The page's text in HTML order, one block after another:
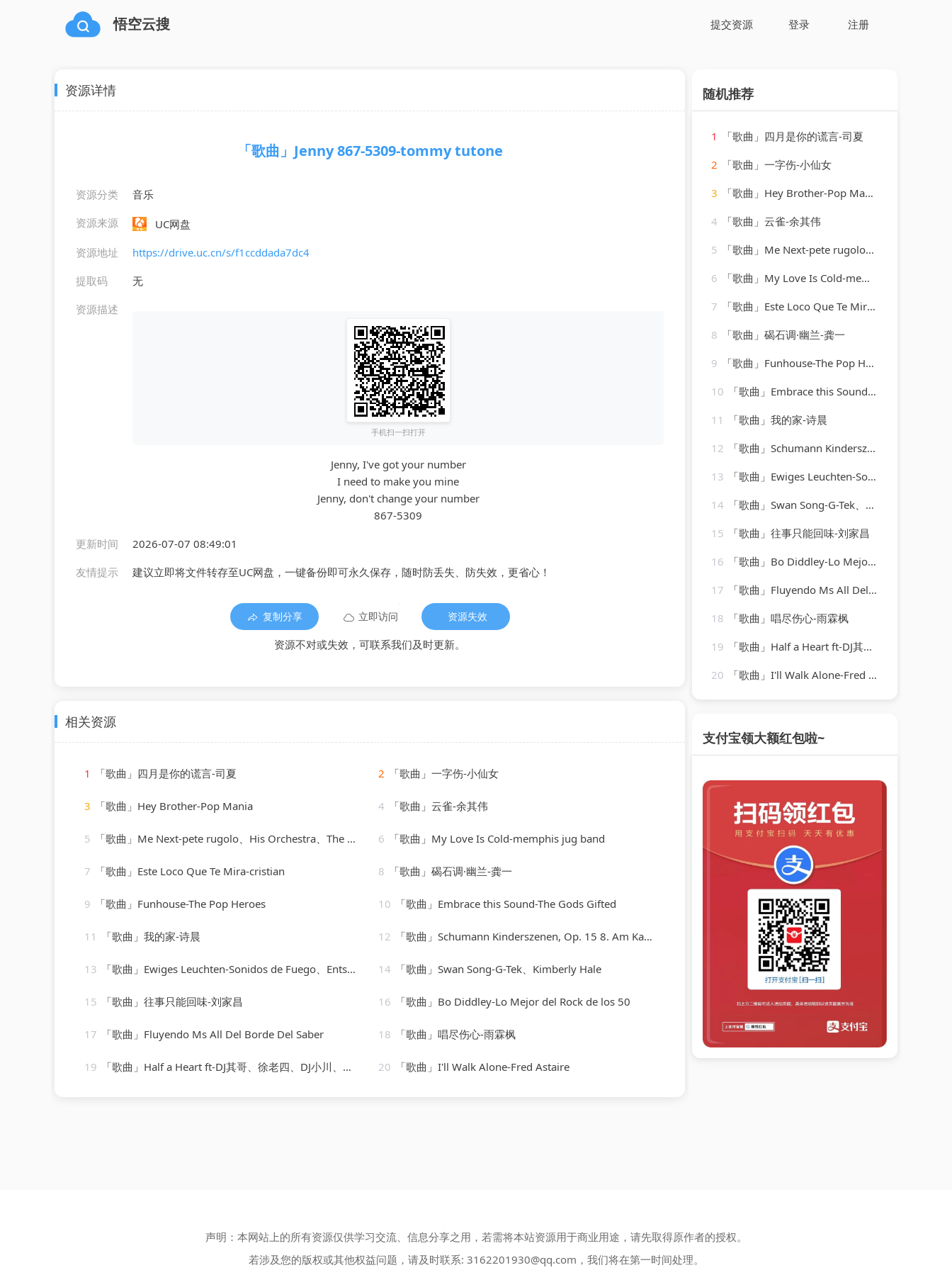
悟空云搜 提交资源 登录 注册
资源详情
「歌曲」Jenny 867-5309-tommy tutone
资源分类
音乐
资源来源
UC网盘
资源地址
https://drive.uc.cn/s/f1ccddada7dc4
提取码
无
资源描述
手机扫一扫打开
Jenny, I've got your number
I need to make you mine
Jenny, don't change your number
867-5309
更新时间
2026-07-07 08:49:01
友情提示
建议立即将文件转存至UC网盘，一键备份即可永久保存，随时防丢失、防失效，更省心！
复制分享 立即访问 资源失效
资源不对或失效，可联系我们及时更新。
相关资源
1 「歌曲」四月是你的谎言-司夏 2 「歌曲」一字伤-小仙女
3 「歌曲」Hey Brother-Pop Mania 4 「歌曲」云雀-余其伟
5 「歌曲」Me Next-pete rugolo、His Orchestra、The Rugolettes 6 「歌曲」My Love Is Cold-memphis jug band
7 「歌曲」Este Loco Que Te Mira-cristian 8 「歌曲」碣石调·幽兰-龚一
9 「歌曲」Funhouse-The Pop Heroes 10 「歌曲」Embrace this Sound-The Gods Gifted
11 「歌曲」我的家-诗晨 12 「歌曲」Schumann Kinderszenen, Op. 15 8. Am Kamin-Paul Badura-Skoda
13 「歌曲」Ewiges Leuchten-Sonidos de Fuego、Entspannungsmusik、Spa Channel 14 「歌曲」Swan Song-G-Tek、Kimberly Hale
15 「歌曲」往事只能回味-刘家昌 16 「歌曲」Bo Diddley-Lo Mejor del Rock de los 50
17 「歌曲」Fluyendo Ms All Del Borde Del Saber 18 「歌曲」唱尽伤心-雨霖枫
19 「歌曲」Half a Heart ft-DJ其哥、徐老四、DJ小川、高士其 20 「歌曲」I'll Walk Alone-Fred Astaire
随机推荐
1
「歌曲」四月是你的谎言-司夏
2
「歌曲」一字伤-小仙女
3
「歌曲」Hey Brother-Pop Mania
4
「歌曲」云雀-余其伟
5
「歌曲」Me Next-pete rugolo、His Orchestra、The Rugolettes
6
「歌曲」My Love Is Cold-memphis jug band
7
「歌曲」Este Loco Que Te Mira-cristian
8
「歌曲」碣石调·幽兰-龚一
9
「歌曲」Funhouse-The Pop Heroes
10
「歌曲」Embrace this Sound-The Gods Gifted
11
「歌曲」我的家-诗晨
12
「歌曲」Schumann Kinderszenen, Op. 15 8. Am Kamin-Paul Badura-Skoda
13
「歌曲」Ewiges Leuchten-Sonidos de Fuego、Entspannungsmusik、Spa Channel
14
「歌曲」Swan Song-G-Tek、Kimberly Hale
15
「歌曲」往事只能回味-刘家昌
16
「歌曲」Bo Diddley-Lo Mejor del Rock de los 50
17
「歌曲」Fluyendo Ms All Del Borde Del Saber
18
「歌曲」唱尽伤心-雨霖枫
19
「歌曲」Half a Heart ft-DJ其哥、徐老四、DJ小川、高士其
20
「歌曲」I'll Walk Alone-Fred Astaire
支付宝领大额红包啦~
声明：本网站上的所有资源仅供学习交流、信息分享之用，若需将本站资源用于商业用途，请先取得原作者的授权。
若涉及您的版权或其他权益问题，请及时联系: 3162201930@qq.com ，我们将在第一时间处理。